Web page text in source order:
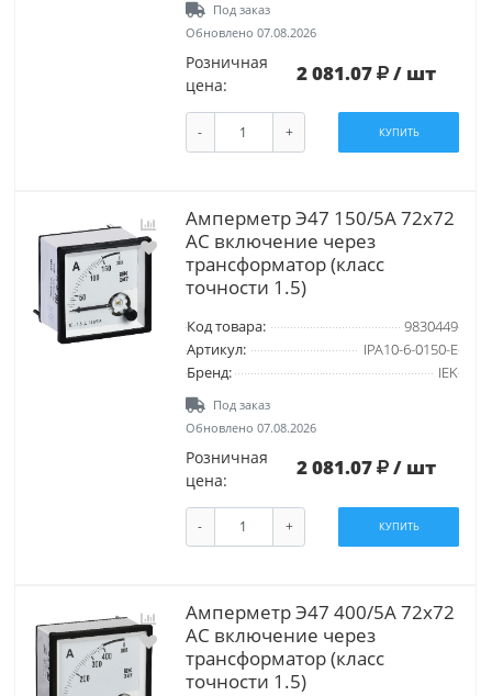
Под заказ
Обновлено 07.08.2026
Розничная
цена:
2 081.07 / шт
- + КУПИТЬ
Амперметр Э47 150/5А 72х72
AC включение через
трансформатор (класс
точности 1.5)
Код товара:
9830449
Артикул:
IPA10-6-0150-E
Бренд:
IEK
Под заказ
Обновлено 07.08.2026
Розничная
цена:
2 081.07 / шт
- + КУПИТЬ
Амперметр Э47 400/5А 72х72
AC включение через
трансформатор (класс
точности 1.5)